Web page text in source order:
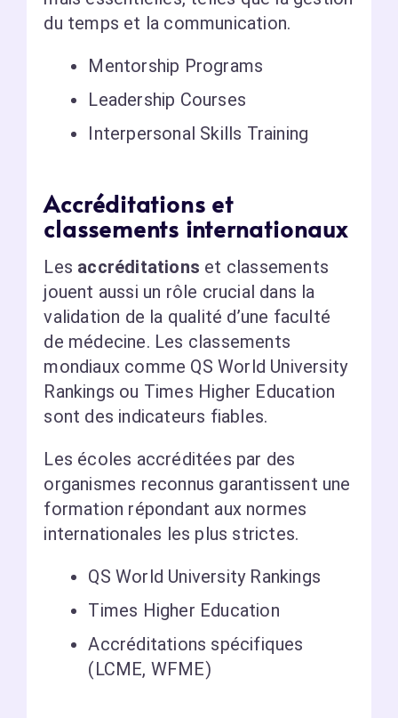
du temps et la communication.
Mentorship Programs
Leadership Courses
Interpersonal Skills Training
Accréditations et
classements internationaux
Les accréditations et classements
jouent aussi un rôle crucial dans la
validation de la qualité d’une faculté
de médecine. Les classements
mondiaux comme QS World University
Rankings ou Times Higher Education
sont des indicateurs fiables.
Les écoles accréditées par des
organismes reconnus garantissent une
formation répondant aux normes
internationales les plus strictes.
QS World University Rankings
Times Higher Education
Accréditations spécifiques
(LCME, WFME)